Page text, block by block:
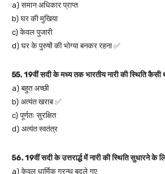
a) समान अधिकार प्राप्त
b) घर की मुखिया
c) केवल पुजारी
d) घर के पुरुषों की भोग्या बनकर रहना ✅
55. 19वीं सदी के मध्य तक भारतीय नारी की स्थिति कैसी
a) बहुत अच्छी
b) अत्यंत खराब ✅
c) पूर्णतः सुरक्षित
d) अत्यंत स्वतंत्र
56. 19वीं सदी के उत्तरार्द्ध में नारी की स्थिति सुधारने के
a) केवल धार्मिक ग्रन्थ बदले गए